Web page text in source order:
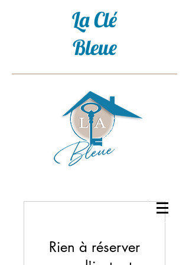
La Clé
Bleue
Rien à réserver